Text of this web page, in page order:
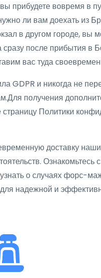
прибудете вовремя в
ли вам доехать из
в другом городе, вы
сразу после прибытия в
вас туда
GDPR и никогда не
получения
страницу Политики
доставку
о случаях форс-
надежной и